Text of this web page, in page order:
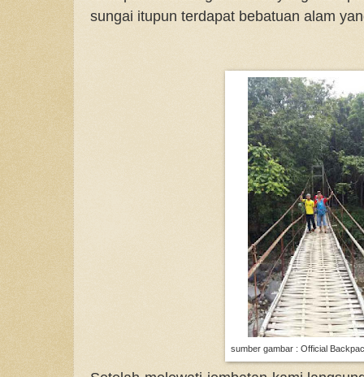
sungai itupun terdapat bebatuan alam
sumber gambar : Official